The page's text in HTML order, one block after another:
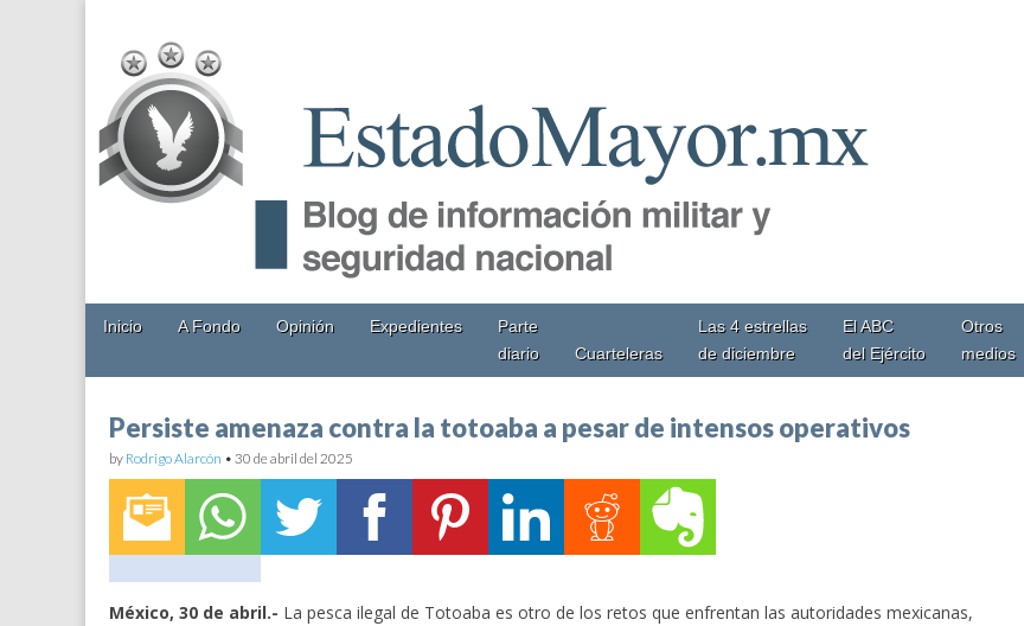
EstadoMayor.mx
Blog de información militar y de Seguridad Nacional
Inicio A Fondo Opinión Expedientes
Parte
diario
Cuarteleras
Las 4 estrellas
de diciembre
El ABC
del Ejército
Otros
medios
Persiste amenaza contra la totoaba a pesar de intensos operativos
by Rodrigo Alarcón • 30 de abril del 2025
México, 30 de abril.- La pesca ilegal de Totoaba es otro de los retos que enfrentan las autoridades mexicanas,